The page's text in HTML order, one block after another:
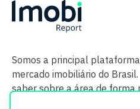
Somos a principal
mercado imobiliário do
saber sobre a área de forma